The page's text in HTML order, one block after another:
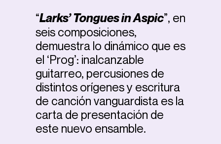
“Larks’ Tongues in Aspic”, en
seis composiciones,
demuestra lo dinámico que es
el ‘Prog’: inalcanzable
guitarreo, percusiones de
distintos orígenes y escritura
de canción vanguardista es la
carta de presentación de
este nuevo ensamble.